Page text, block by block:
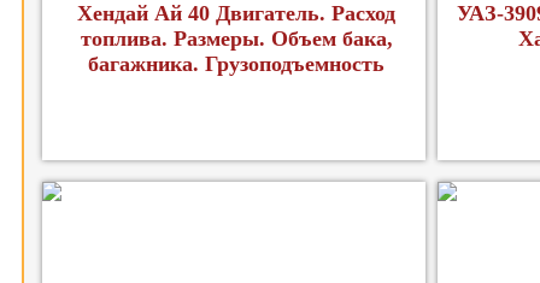
Хендай Ай 40 Двигатель. Расход
топлива. Размеры. Объем бака,
багажника. Грузоподъемность
УАЗ-